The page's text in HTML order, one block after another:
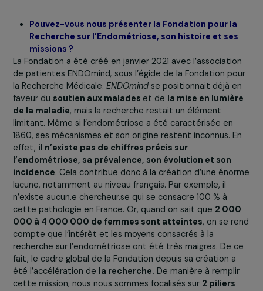
jeunes enfants.
13 février 2024
Pouvez-vous nous présenter la Fondation pour
Recherche sur l’Endométriose, son histoire et
missions ?
La Fondation a été créé en janvier 2021 avec
de patientes ENDOmind,sous l’égide de la Fondation
la Recherche Médicale.ENDOmindse positionnait déjà
faveur dusoutien aux maladeset dela mise en
de la maladie , mais la recherche restait un élément
limitant. Même si l’endométriose a été caractérisée en
1860, ses mécanismes et son origine restent inconnus.
effet,il n’existe pas de chiffres précis sur
l’endométriose, sa prévalence, son évolution et son
incidence. Cela contribue donc à la création d’une
lacune, notamment au niveau français. Par exemple, il
n’existe aucun.e chercheur.se qui se consacre 100 % à
cette pathologie en France. Or, quand on sait que